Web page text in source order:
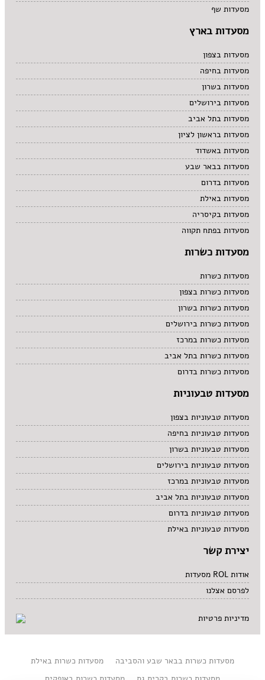
מסעדות שף
מסעדות בארץ
מסעדות בצפון
מסעדות בחיפה
מסעדות בשרון
מסעדות בירושלים
מסעדות בתל אביב
מסעדות בראשון לציון
מסעדות באשדוד
מסעדות בבאר שבע
מסעדות בדרום
מסעדות באילת
מסעדות בקיסריה
מסעדות בפתח תקווה
מסעדות כשרות
מסעדות כשרות
מסעדות כשרות בצפון
מסעדות כשרות בשרון
מסעדות כשרות בירושלים
מסעדות כשרות במרכז
מסעדות כשרות בתל אביב
מסעדות כשרות בדרום
מסעדות טבעוניות
מסעדות טבעוניות בצפון
מסעדות טבעוניות בחיפה
מסעדות טבעוניות בשרון
מסעדות טבעוניות בירושלים
מסעדות טבעוניות במרכז
מסעדות טבעוניות בתל אביב
מסעדות טבעוניות בדרום
מסעדות טבעוניות באילת
יצירת קשר
אודות ROL מסעדות
לפרסם אצלנו
מדיניות פרטיות
מסעדות כשרות בבאר שבע והסביבה
מסעדות כשרות באילת